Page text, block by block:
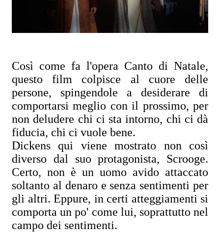
Così come fa l'opera Canto di Natale,
questo film colpisce al cuore delle
persone, spingendole a desiderare di
comportarsi meglio con il prossimo, per
non deludere chi ci sta intorno, chi ci dà
fiducia, chi ci vuole bene.
Dickens qui viene mostrato non così
diverso dal suo protagonista, Scrooge.
Certo, non è un uomo avido attaccato
soltanto al denaro e senza sentimenti per
gli altri. Eppure, in certi atteggiamenti si
comporta un po' come lui, soprattutto nel
campo dei sentimenti.